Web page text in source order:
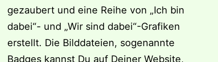
gezaubert und eine Reihe von „Ich bin
dabei“- und „Wir sind dabei“-Grafiken
erstellt. Die Bilddateien, sogenannte
Badges kannst Du auf Deiner Website,